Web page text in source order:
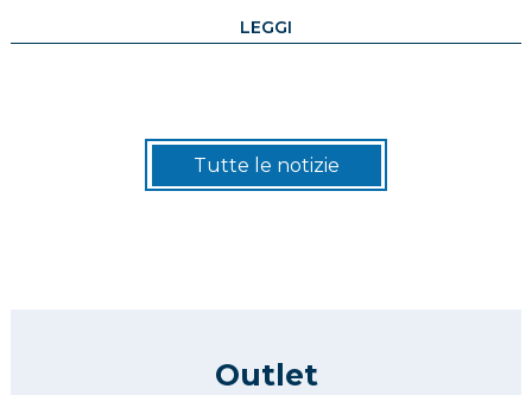
LEGGI
Tutte le notizie
Outlet